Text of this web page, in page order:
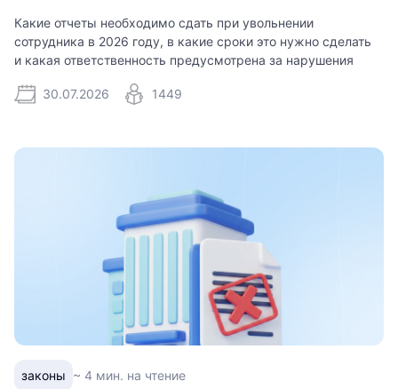
Какие отчеты необходимо сдать при увольнении
сотрудника в 2026 году, в какие сроки это нужно сделать
и какая ответственность предусмотрена за нарушения
30.07.2026 1449
законы ~ 4 мин. на чтение